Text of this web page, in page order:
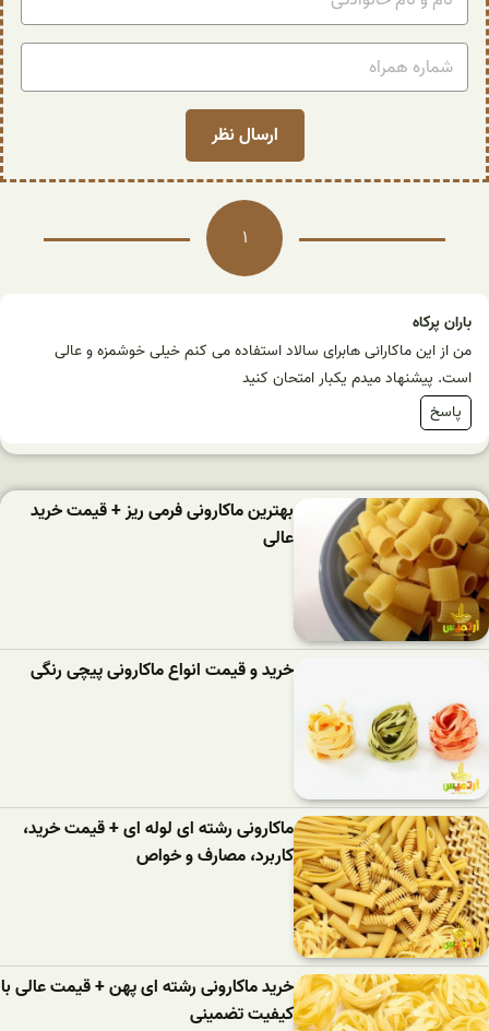
1
باران پرکاه
من از این ماکارانی هابرای سالاد استفاده می کنم خیلی خوشمزه و عالی
است. پیشنهاد میدم یکبار امتحان کنید
پاسخ
بهترین ماکارونی فرمی ریز + قیمت خرید
عالی
خرید و قیمت انواع ماکارونی پیچی رنگی
ماکارونی رشته ای لوله ای + قیمت خرید،
کاربرد، مصارف و خواص
خرید ماکارونی رشته ای پهن + قیمت عالی با
کیفیت تضمینی